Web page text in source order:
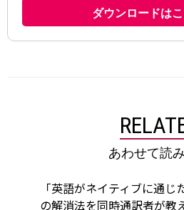
あわせて読
「英語がネイティブに通
の解消法を同時通訳者が教